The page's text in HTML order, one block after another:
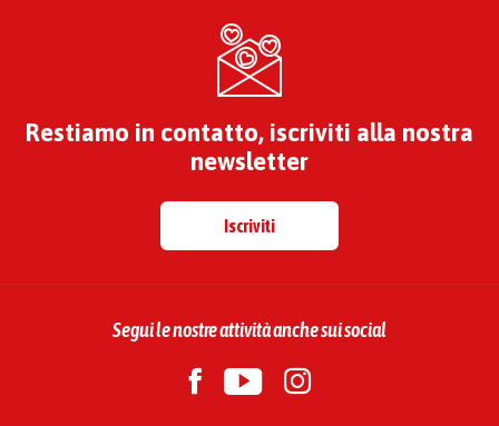
Restiamo in contatto, iscriviti alla nostra
newsletter
Iscriviti
Segui le nostre attività anche sui social